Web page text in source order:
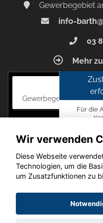
Gewerbegebiet
info-
03
Mehr
Autohaus
Gewerbegebiet am
Für die
Copyright ©
Wir verwenden
Diese Webseite
Technologien, um die
um Zusatzfunktionen zu